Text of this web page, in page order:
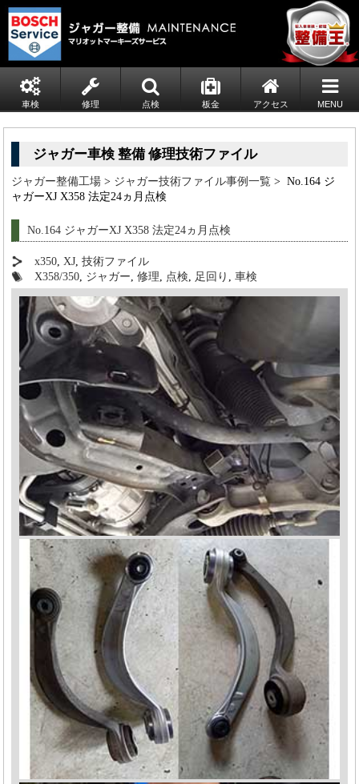
車検 修理 点検 板金 アクセス MENU
ジャガー車検 整備 修理技術ファイル
ジャガー整備工場 > ジャガー技術ファイル事例一覧 > No.164 ジ
ャガーXJ X358 法定24ヵ月点検
No.164 ジャガーXJ X358 法定24ヵ月点検
x350 XJ ,技術ファイル
X358/350 ジャガー ,修理 点検 足回り ,車検